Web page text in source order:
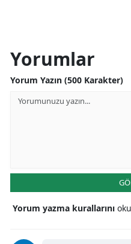
Yorumlar
Yorum Yazın (500 Karakter)
Yorum yazma kurallarını